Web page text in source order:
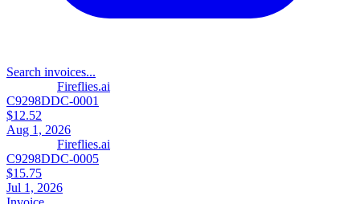
Search invoices...
Fireflies.ai
C9298DDC-0001
$12.52
Aug 1, 2026
Fireflies.ai
C9298DDC-0005
$15.75
Jul 1, 2026